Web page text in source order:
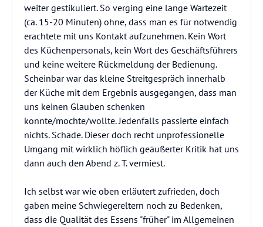
weiter gestikuliert. So verging eine lange Wartezeit
(ca. 15-20 Minuten) ohne, dass man es für notwendig
erachtete mit uns Kontakt aufzunehmen. Kein Wort
des Küchenpersonals, kein Wort des Geschäftsführers
und keine weitere Rückmeldung der Bedienung.
Scheinbar war das kleine Streitgespräch innerhalb
der Küche mit dem Ergebnis ausgegangen, dass man
uns keinen Glauben schenken
konnte/mochte/wollte. Jedenfalls passierte einfach
nichts. Schade. Dieser doch recht unprofessionelle
Umgang mit wirklich höflich geäußerter Kritik hat uns
dann auch den Abend z. T. vermiest.
Ich selbst war wie oben erläutert zufrieden, doch
gaben meine Schwiegereltern noch zu Bedenken,
dass die Qualität des Essens "früher" im Allgemeinen